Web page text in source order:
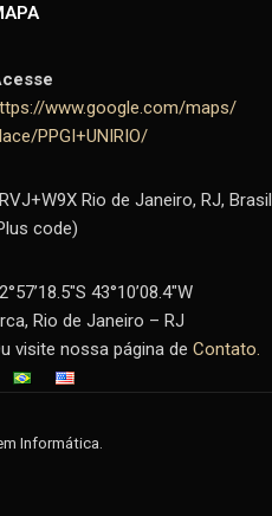
www.google.com/maps/
PPGI+UNIRIO/
Rio de Janeiro, RJ, Brasil
code)
43°10’08.4″W
Rio de Janeiro – RJ
visite nossa página de Contato.
Informática.